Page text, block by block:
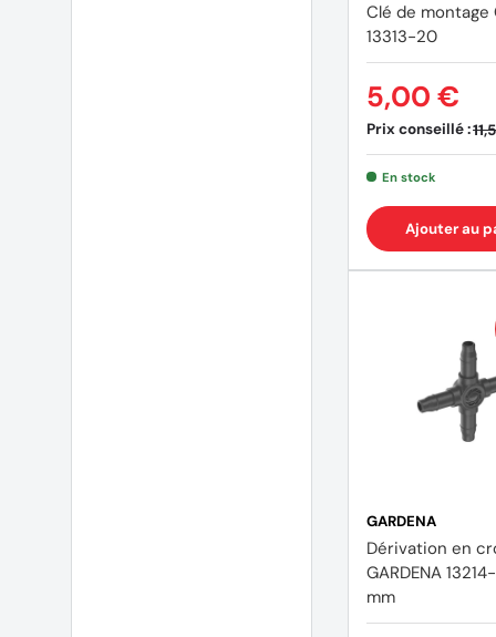
Clé de montage
13313-20
Prix conseillé :
5,00 €
En stock
Ajouter au
GARDENA
Dérivation en
GARDENA
mm